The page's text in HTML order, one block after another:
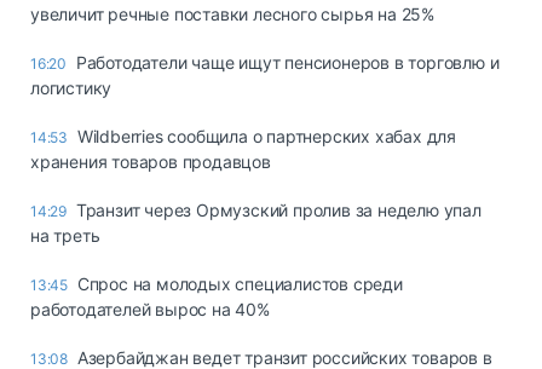
увеличит речные поставки лесного сырья на 25%
16:20
Работодатели чаще ищут пенсионеров в торговлю и
логистику
14:53 Wildberries сообщила о партнерских хабах для
хранения товаров продавцов
14:29 Транзит через Ормузский пролив за неделю упал
на треть
13:45 Спрос на молодых специалистов среди
работодателей вырос на 40%
13:08 Азербайджан ведет транзит российских товаров в